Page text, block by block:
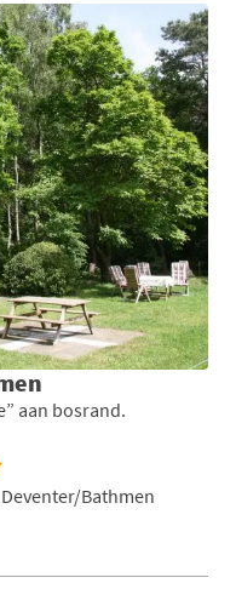
aan bosrand.
Deventer/Bathmen